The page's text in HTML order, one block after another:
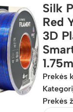
Silk
Red
3D
Prekės
Prekės